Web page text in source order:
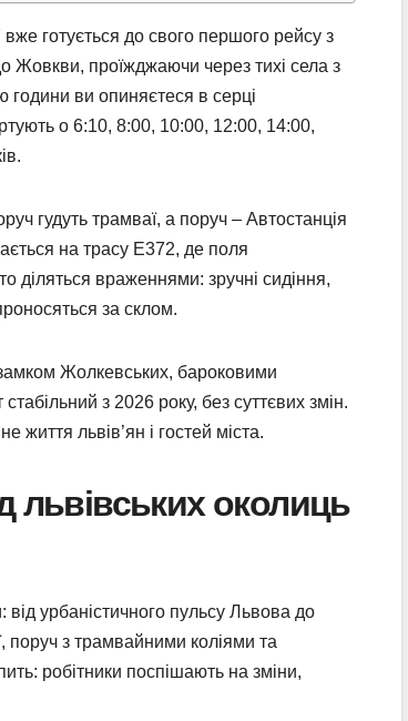
готується до свого першого рейсу з
Жовкви, проїжджаючи через тихі села з
години ви опиняєтеся в серці
о 6:10, 8:00, 10:00, 12:00, 14:00,
гудуть трамваї, а поруч – Автостанція
на трасу Е372, де поля
діляться враженнями: зручні сидіння,
за склом.
Жолкевських, бароковими
з 2026 року, без суттєвих змін.
життя львів’ян і гостей міста.
околиць
урбаністичного пульсу Львова до
поруч з трамвайними коліями та
робітники поспішають на зміни,